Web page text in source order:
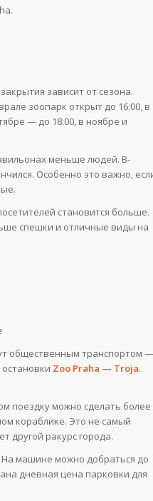
зависит от сезона.
зоопарк открыт до 16:00, в
— до 18:00, в ноябре и
меньше людей. В-
Особенно это важно,
становится больше.
спешки и отличные виды на
общественным транспортом —
остановки Zoo Praha — Troja.
поездку можно сделать более
кораблике. Это не самый
другой ракурс города.
На машине можно добраться до
дневная цена парковки для